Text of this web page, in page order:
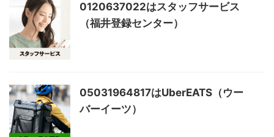
0120637022はスタッフサービス
（福井登録センター）
05031964817はUberEATS（ウー
バーイーツ）